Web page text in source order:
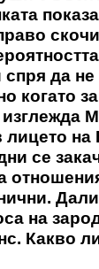
спря да
когато
лицето
се
на
Какво